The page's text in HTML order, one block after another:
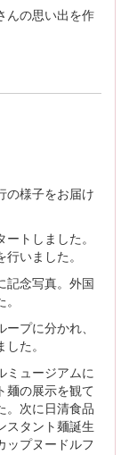
んの思い出を作
の様子をお届け
トしました。
いました。
記念写真。外国
プに分かれ、
た。
ミュージアムに
麺の展示を観て
。次に日清食品
スタント麺誕生
ップヌードルフ